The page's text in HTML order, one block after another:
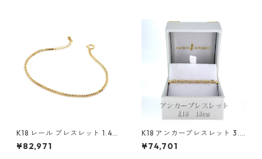
K18 レール ブレスレット 1.4m
m
¥82,971
K18 アンカーブレスレット 3.4
mm
¥74,701